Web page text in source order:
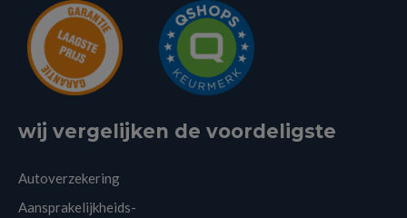
wij vergelijken de voordeligste
Autoverzekering
Aansprakelijkheids-